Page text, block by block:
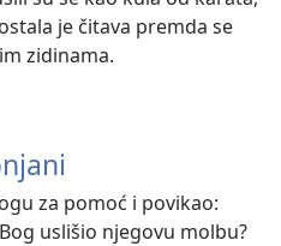
je čitava premda se
zidinama.
za pomoć i povikao:
Bog uslišio njegovu molbu?